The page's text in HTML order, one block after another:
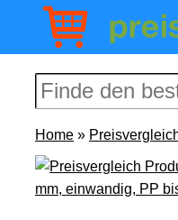
Home »